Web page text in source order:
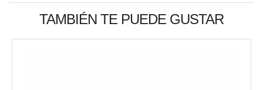
TAMBIÉN TE PUEDE GUSTAR